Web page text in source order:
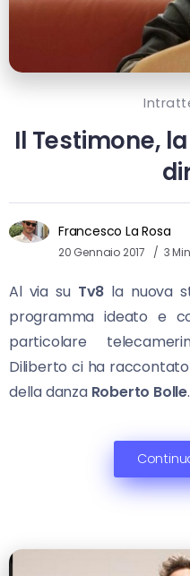
Il Testimone,
Francesco La Rosa
20 Gennaio 2017 3
Al via suTv8 la nuova
programma ideato e
particolare
Diliberto ci ha raccontato
della danza Roberto Bolle.